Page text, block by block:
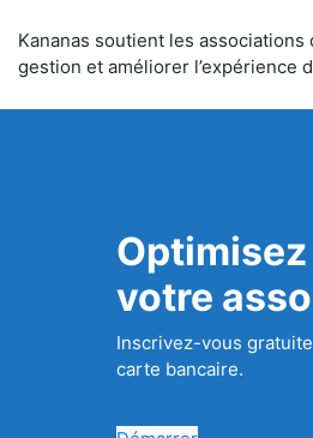
Kananas soutient les
gestion et améliorer l’expérience
votre
Inscrivez-vous
carte bancaire.